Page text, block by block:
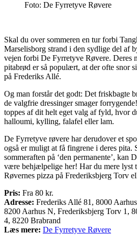
Foto: De Fyrretyve Røvere
Skal du over sommeren en tur forbi
Marselisborg strand i den sydlige del af
vejen forbi De Fyrretyve Røvere. Deres
pitabrød er så populært, at der ofte snor
på Frederiks Allé.
Og man forstår det godt: Det friskbagte
de valgfrie dressinger smager
toppes af dit helt eget valg af fyld, hvor
halloumi, kylling, falafel eller lam.
De Fyrretyve røvere har derudover et
også er muligt at få fingrene i deres pita.
sommeraften på ‘den permanente’, kan
være behjælpelige her! Har du mere lyst
Røvernes pizza på Frederiksbjerg Torv
Pris: Fra 80 kr.
Adresse: Frederiks Allé 81, 8000
8200 Aarhus N, Frederiksbjerg Torv 1,
4, 8220 Brabrand
Læs mere: De Fyrretyve Røvere